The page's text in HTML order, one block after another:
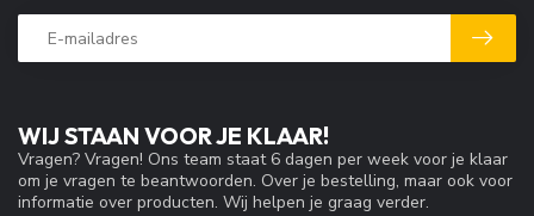
WIJ STAAN VOOR JE KLAAR!
Vragen? Vragen! Ons team staat 6 dagen per week voor je klaar
om je vragen te beantwoorden. Over je bestelling, maar ook voor
informatie over producten. Wij helpen je graag verder.